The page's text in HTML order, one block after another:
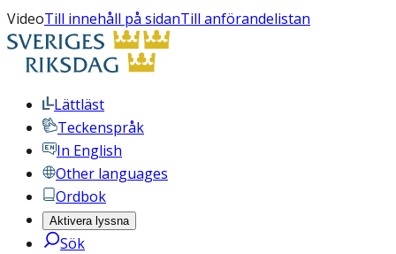
VideoTill innehåll på sidanTill anförandelistan
Lättläst
Teckenspråk
In English
Other languages
Ordbok
Aktivera lyssna
Sök